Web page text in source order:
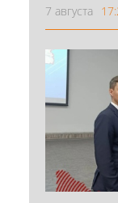
7 августа